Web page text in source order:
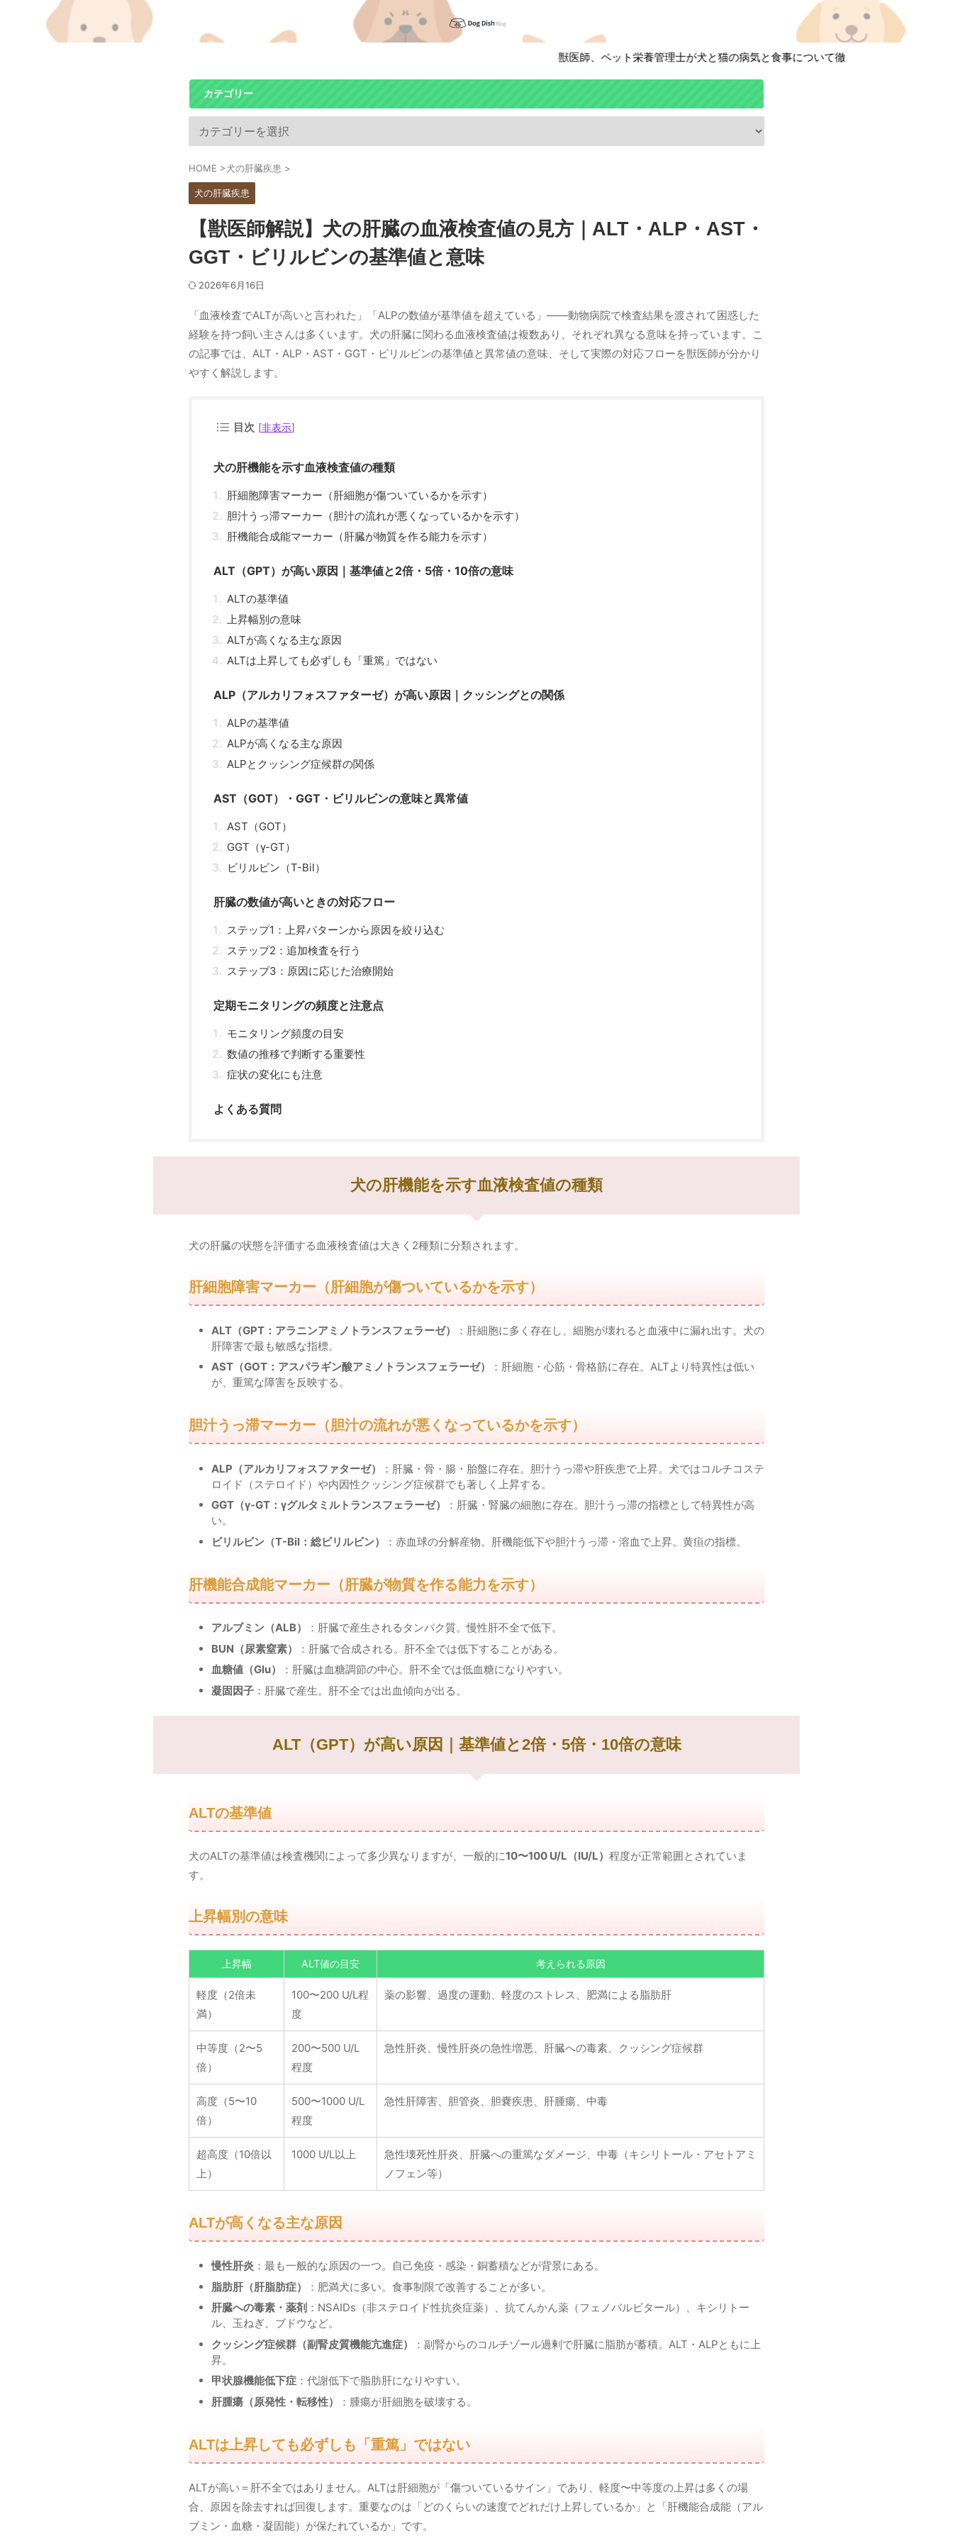
獣医師、ペット栄養管理士が犬と猫の病気と食事について徹底解説しています！
カテゴリー
HOME >犬の肝臓疾患 >
犬の肝臓疾患
【獣医師解説】犬の肝臓の血液検査値の見方｜ALT・ALP・AST・
GGT・ビリルビンの基準値と意味
2026年6月16日
「血液検査でALTが高いと言われた」「ALPの数値が基準値を超えている」——動物病院で検査結果を渡されて困惑した
経験を持つ飼い主さんは多くいます。犬の肝臓に関わる血液検査値は複数あり、それぞれ異なる意味を持っています。こ
の記事では、ALT・ALP・AST・GGT・ビリルビンの基準値と異常値の意味、そして実際の対応フローを獣医師が分かり
やすく解説します。
目次 [非表示]
犬の肝機能を示す血液検査値の種類
肝細胞障害マーカー（肝細胞が傷ついているかを示す）
胆汁うっ滞マーカー（胆汁の流れが悪くなっているかを示す）
肝機能合成能マーカー（肝臓が物質を作る能力を示す）
ALT（GPT）が高い原因｜基準値と2倍・5倍・10倍の意味
ALTの基準値
上昇幅別の意味
ALTが高くなる主な原因
ALTは上昇しても必ずしも「重篤」ではない
ALP（アルカリフォスファターゼ）が高い原因｜クッシングとの関係
ALPの基準値
ALPが高くなる主な原因
ALPとクッシング症候群の関係
AST（GOT）・GGT・ビリルビンの意味と異常値
AST（GOT）
GGT（γ-GT）
ビリルビン（T-Bil）
肝臓の数値が高いときの対応フロー
ステップ1：上昇パターンから原因を絞り込む
ステップ2：追加検査を行う
ステップ3：原因に応じた治療開始
定期モニタリングの頻度と注意点
モニタリング頻度の目安
数値の推移で判断する重要性
症状の変化にも注意
よくある質問
犬の肝機能を示す血液検査値の種類
犬の肝臓の状態を評価する血液検査値は大きく2種類に分類されます。
肝細胞障害マーカー（肝細胞が傷ついているかを示す）
ALT（GPT：アラニンアミノトランスフェラーゼ）
：肝細胞に多く存在し、細胞が壊れると血液中に漏れ出す。犬の
肝障害で最も敏感な指標。
AST（GOT：アスパラギン酸アミノトランスフェラーゼ）
：肝細胞・心筋・骨格筋に存在。ALTより特異性は低い
が、重篤な障害を反映する。
胆汁うっ滞マーカー（胆汁の流れが悪くなっているかを示す）
ALP（アルカリフォスファターゼ）
：肝臓・骨・腸・胎盤に存在。胆汁うっ滞や肝疾患で上昇。犬ではコルチコステ
ロイド（ステロイド）や内因性クッシング症候群でも著しく上昇する。
GGT（γ-GT：γグルタミルトランスフェラーゼ）
：肝臓・腎臓の細胞に存在。胆汁うっ滞の指標として特異性が高
い。
ビリルビン（T-Bil：総ビリルビン）
：赤血球の分解産物。肝機能低下や胆汁うっ滞・溶血で上昇。黄疸の指標。
肝機能合成能マーカー（肝臓が物質を作る能力を示す）
アルブミン（ALB）
：肝臓で産生されるタンパク質。慢性肝不全で低下。
BUN（尿素窒素）
：肝臓で合成される。肝不全では低下することがある。
血糖値（Glu）
：肝臓は血糖調節の中心。肝不全では低血糖になりやすい。
凝固因子 ：肝臓で産生。肝不全では出血傾向が出る。
ALT（GPT）が高い原因｜基準値と2倍・5倍・10倍の意味
ALTの基準値
犬のALTの基準値は検査機関によって多少異なりますが、一般的に10〜100 U/L（IU/L） 程度が正常範囲とされていま
す。
上昇幅別の意味
上昇幅 ALT値の目安 考えられる原因
軽度（2倍未
満）
100〜200 U/L程
度
薬の影響、過度の運動、軽度のストレス、肥満による脂肪肝
中等度（2〜5
倍）
200〜500 U/L
程度
急性肝炎、慢性肝炎の急性増悪、肝臓への毒素、クッシング症候群
高度（5〜10
倍）
500〜1000 U/L
程度
急性肝障害、胆管炎、胆嚢疾患、肝腫瘍、中毒
超高度（10倍以
上）
1000 U/L以上
急性壊死性肝炎、肝臓への重篤なダメージ、中毒（キシリトール・アセトアミ
ノフェン等）
ALTが高くなる主な原因
慢性肝炎 ：最も一般的な原因の一つ。自己免疫・感染・銅蓄積などが背景にある。
脂肪肝（肝脂肪症）
：肥満犬に多い。食事制限で改善することが多い。
肝臓への毒素・薬剤 ：NSAIDs（非ステロイド性抗炎症薬）、抗てんかん薬（フェノバルビタール）、キシリトー
ル、玉ねぎ、ブドウなど。
クッシング症候群（副腎皮質機能亢進症）
：副腎からのコルチゾール過剰で肝臓に脂肪が蓄積。ALT・ALPともに上
昇。
甲状腺機能低下症 ：代謝低下で脂肪肝になりやすい。
肝腫瘍（原発性・転移性）
：腫瘍が肝細胞を破壊する。
ALTは上昇しても必ずしも「重篤」ではない
ALTが高い＝肝不全ではありません。ALTは肝細胞が「傷ついているサイン」であり、軽度〜中等度の上昇は多くの場
合、原因を除去すれば回復します。重要なのは「どのくらいの速度でどれだけ上昇しているか」と「肝機能合成能（アル
ブミン・血糖・凝固能）が保たれているか」です。